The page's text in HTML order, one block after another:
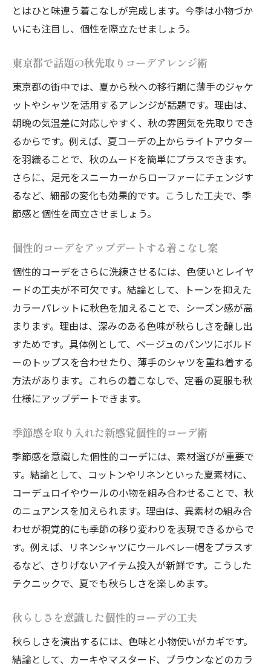
とはひと味違う着こなしが完成します。今季は小物づか
いにも注目し、個性を際立たせましょう。
東京都で話題の秋先取りコーデアレンジ術
東京都の街中では、夏から秋への移行期に薄手のジャケ
ットやシャツを活用するアレンジが話題です。理由は、
朝晩の気温差に対応しやすく、秋の雰囲気を先取りでき
るからです。例えば、夏コーデの上からライトアウター
を羽織ることで、秋のムードを簡単にプラスできます。
さらに、足元をスニーカーからローファーにチェンジす
るなど、細部の変化も効果的です。こうした工夫で、季
節感と個性を両立させましょう。
個性的コーデをアップデートする着こなし案
個性的コーデをさらに洗練させるには、色使いとレイヤ
ードの工夫が不可欠です。結論として、トーンを抑えた
カラーパレットに秋色を加えることで、シーズン感が高
まります。理由は、深みのある色味が秋らしさを醸し出
すためです。具体例として、ベージュのパンツにボルド
ーのトップスを合わせたり、薄手のシャツを重ね着する
方法があります。これらの着こなしで、定番の夏服も秋
仕様にアップデートできます。
季節感を取り入れた新感覚個性的コーデ術
季節感を意識した個性的コーデには、素材選びが重要で
す。結論として、コットンやリネンといった夏素材に、
コーデュロイやウールの小物を組み合わせることで、秋
のニュアンスを加えられます。理由は、異素材の組み合
わせが視覚的にも季節の移り変わりを表現できるからで
す。例えば、リネンシャツにウールベレー帽をプラスす
るなど、さりげないアイテム投入が新鮮です。こうした
テクニックで、夏でも秋らしさを楽しめます。
秋らしさを意識した個性的コーデの工夫
秋らしさを演出するには、色味と小物使いがカギです。
結論として、カーキやマスタード、ブラウンなどのカラ